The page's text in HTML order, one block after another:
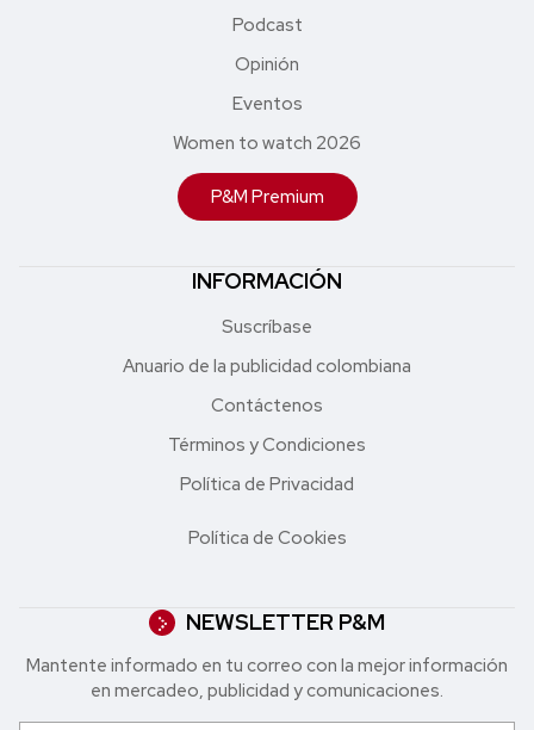
Podcast
Opinión
Eventos
Women to watch 2026
P&M Premium
INFORMACIÓN
Suscríbase
Anuario de la publicidad colombiana
Contáctenos
Términos y Condiciones
Política de Privacidad
Política de Cookies
NEWSLETTER P&M
Mantente informado en tu correo con la mejor in formación
en mercadeo, publicidad y comunicaciones.